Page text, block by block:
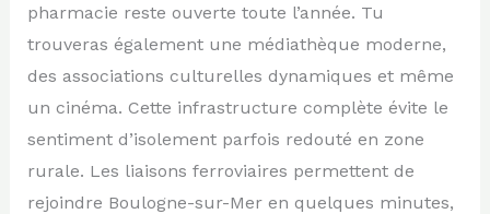
pharmacie reste ouverte toute l’année. Tu
trouveras également une médiathèque moderne,
des associations culturelles dynamiques et même
un cinéma. Cette infrastructure complète évite le
sentiment d’isolement parfois redouté en zone
rurale. Les liaisons ferroviaires permettent de
rejoindre Boulogne-sur-Mer en quelques minutes,